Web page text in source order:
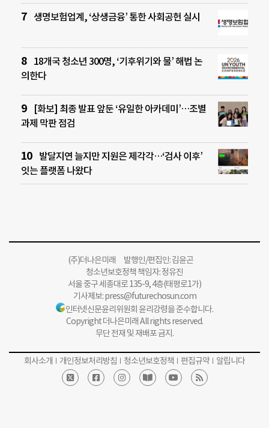
생명보험업계, ‘상생금융’ 통한 사회공헌 실시
18개국 청소년 300명, ‘기후위기와 물’ 해법 논
의한다
[화보] 최종 발표 앞둔 ‘유일한 아카데미’…조별
과제 막판 점검
발달지연 늘지만 지원은 제각각…‘검사 이후’
잇는 플랫폼 나왔다
(주)더나은미래 발행인/편집인: 김윤곤
청소년보호정책 책임자: 정유진
서울 중구 세종대로 135-9, 4층(태평로1가)
기사제보:press@futurechosun.com
인터넷신문윤리위원회 윤리강령을 준수합니다.
Copyright 더나은미래 All rights reserved.
무단 전재 및 재배포 금지.
회사소개 개인정보처리방침 청소년보호정책 편집규약 알립니다